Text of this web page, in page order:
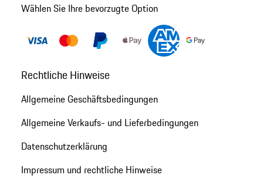
Wählen Sie Ihre bevorzugte Option
Rechtliche Hinweise
Allgemeine Geschäftsbedingungen
Allgemeine Verkaufs- und Lieferbedingungen
Datenschutzerklärung
Impressum und rechtliche Hinweise